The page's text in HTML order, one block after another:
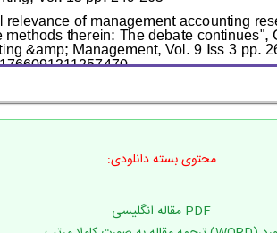
محتوی بسته دانلودی: